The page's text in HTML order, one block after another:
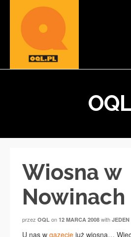
Wiosna w
Nowinach
przez OQL on 12 MARCA 2008 with JEDEN
U nas w gazecie już wiosna…